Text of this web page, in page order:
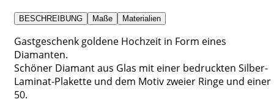
BESCHREIBUNG Maße Materialien
Gastgeschenk goldene Hochzeit in Form eines
Diamanten.
Schöner Diamant aus Glas mit einer bedruckten Silber-
Laminat-Plakette und dem Motiv zweier Ringe und einer
50.